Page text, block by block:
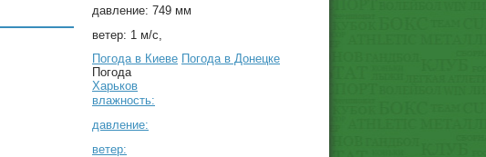
давление: 749 мм
ветер: 1 м/с,
Погода в Киеве Погода в Донецке
Погода
Харьков
влажность:
давление:
ветер: